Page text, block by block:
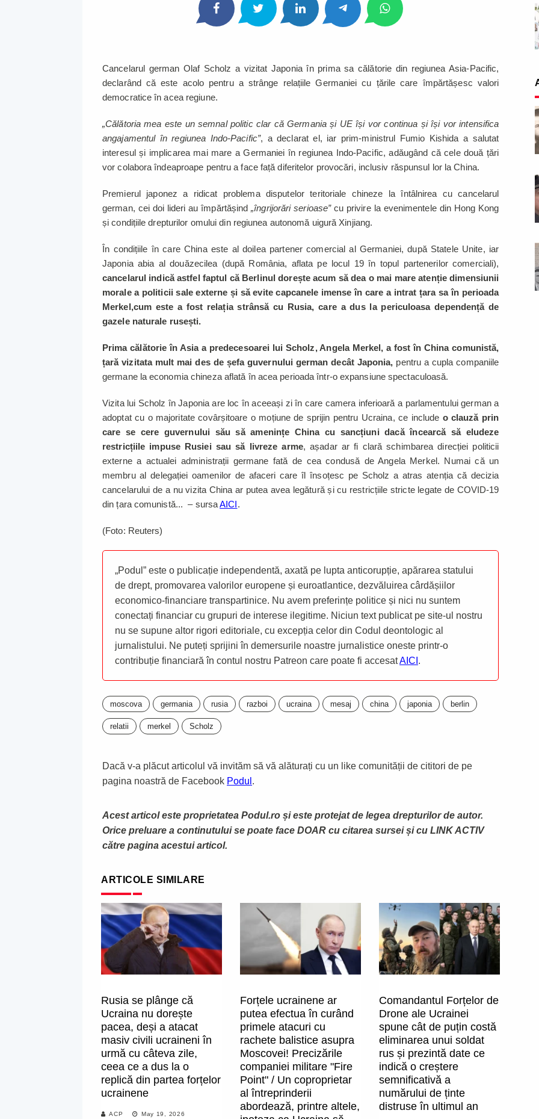
Cancelarul german Olaf Scholz a vizitat Japonia în prima sa călătorie din regiunea Asia-Pacific,
declarând că este acolo pentru a strânge relațiile Germaniei cu țările care împărtășesc valori
democratice în acea regiune.
„Călătoria mea este un semnal politic clar că Germania și UE își vor continua și își vor intensifica
angajamentul în regiunea Indo-Pacific”, a declarat el, iar prim-ministrul Fumio Kishida a salutat
interesul și implicarea mai mare a Germaniei în regiunea Indo-Pacific, adăugând că cele două țări
vor colabora îndeaproape pentru a face față diferitelor provocări, inclusiv răspunsul lor la China.
Premierul japonez a ridicat problema disputelor teritoriale chineze la întâlnirea cu cancelarul
german, cei doi lideri au împărtășind„îngrijorări serioase”cu privire la evenimentele din Hong Kong
și condițiile drepturilor omului din regiunea autonomă uigură Xinjiang.
În condițiile în care China este al doilea partener comercial al Germaniei, după Statele Unite, iar
Japonia abia al douăzecilea (după România, aflata pe locul 19 în topul partenerilor comerciali),
cancelarul indică astfel faptul că Berlinul dorește acum să dea o mai mare atenție dimensiunii
morale a politicii sale externe și să evite capcanele imense în care a intrat țara sa în perioada
Merkel,cum este a fost relația strânsă cu Rusia, care a dus la periculoasa dependență de
gazele naturale rusești.
Prima călătorie în Asia a predecesoarei lui Scholz, Angela Merkel, a fost în China comunistă,
țară vizitata mult mai des de șefa guvernului german decât Japonia, pentru a cupla companiile
germane la economia chineza aflată în acea perioada într-o expansiune spectaculoasă.
Vizita lui Scholz în Japonia are loc în aceeași zi în care camera inferioară a parlamentului german a
adoptat cu o majoritate covârșitoare o moțiune de sprijin pentru Ucraina, ce include o clauză prin
care se cere guvernului său să amenințe China cu sancțiuni dacă încearcă să eludeze
restricțiile impuse Rusiei sau să livreze arme, așadar ar fi clară schimbarea direcției politicii
externe a actualei administrații germane fată de cea condusă de Angela Merkel. Numai că un
membru al delegației oamenilor de afaceri care îl însoțesc pe Scholz a atras atenția că decizia
cancelarului de a nu vizita China ar putea avea legătură și cu restricțiile stricte legate de COVID-19
din țara comunistă... – sursaAICI.
(Foto: Reuters)
„Podul” este o publicație independentă, axată pe lupta anticorupție, apărarea statului
de drept, promovarea valorilor europene și euroatlantice, dezvăluirea cârdășiilor
economico-financiare transpartinice. Nu avem preferințe politice și nici nu suntem
conectați financiar cu grupuri de interese ilegitime. Niciun text publicat pe site-ul nostru
nu se supune altor rigori editoriale, cu excepția celor din Codul deontologic al
jurnalistului. Ne puteți sprijini în demersurile noastre jurnalistice oneste printr-o
contribuție financiară în contul nostru Patreon care poate fi accesatAICI .
moscova germania rusia razboi ucraina mesaj china japonia berlin
relatii merkel Scholz
Dacă v-a plăcut articolul vă invităm să vă alăturați cu un like comunității de cititori de pe
pagina noastră de Facebook Podul .
Acest articol este proprietatea Podul.ro și este protejat de legea drepturilor de autor.
Orice preluare a continutului se poate face DOAR cu citarea sursei și cu LINK ACTIV
către pagina acestui articol.
ARTICOLE SIMILARE
Rusia se plânge că
Ucraina nu dorește
pacea, deși a atacat
masiv civili ucraineni în
urmă cu câteva zile,
ceea ce a dus la o
replică din partea forțelor
ucrainene
ACP May 19, 2026
Forțele ucrainene ar
putea efectua în curând
primele atacuri cu
rachete balistice asupra
Moscovei! Precizările
companiei militare "Fire
Point" / Un coproprietar
al întreprinderii
abordează, printre altele,
Comandantul Forțelor de
Drone ale Ucrainei
spune cât de puțin costă
eliminarea unui soldat
rus și prezintă date ce
indică o creștere
semnificativă a
numărului de ținte
distruse în ultimul an